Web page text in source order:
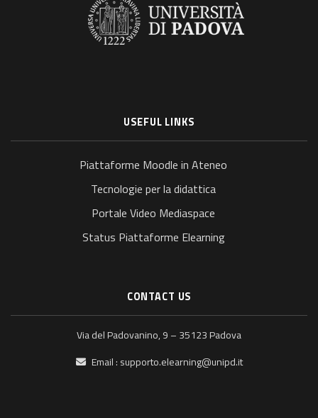
USEFUL LINKS
Piattaforme Moodle in Ateneo
Tecnologie per la didattica
Portale Video Mediaspace
Status Piattaforme Elearning
CONTACT US
Via del Padovanino, 9 – 35123 Padova
Email : supporto.elearning@unipd.it